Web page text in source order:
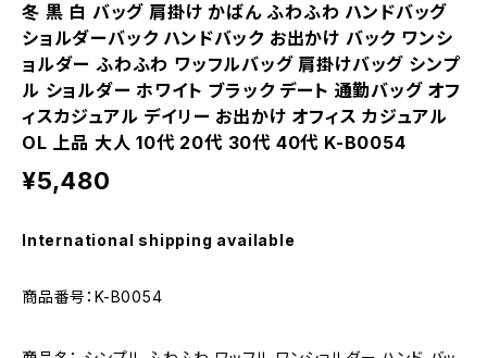
冬 黒 白 バッグ 肩掛け かばん ふわふわ ハンドバッグ
ショルダーバック ハンドバック お出かけ バック ワンシ
ョルダー ふわふわ ワッフルバッグ 肩掛けバッグ シンプ
ル ショルダー ホワイト ブラック デート 通勤バッグ オフ
ィスカジュアル デイリー お出かけ オフィス カジュアル
OL 上品 大人 10代 20代 30代 40代 K-B0054
¥5,480
International shipping available
商品番号：K-B0054